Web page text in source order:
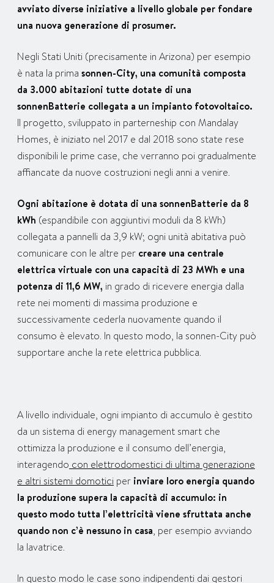
avviato diverse iniziative a livello globale per fondare
una nuova generazione di prosumer.
Negli Stati Uniti (precisamente in Arizona) per esempio
è nata la prima sonnen-City, una comunità composta
da 3.000 abitazioni tutte dotate di una
sonnenBatterie collegata a un impianto fotovoltaico.
Il progetto, sviluppato in parterneship con Mandalay
Homes, è iniziato nel 2017 e dal 2018 sono state rese
disponibili le prime case, che verranno poi gradualmente
affiancate da nuove costruzioni negli anni a venire.
Ogni abitazione è dotata di una sonnenBatterie da 8
kWh (espandibile con aggiuntivi moduli da 8 kWh)
collegata a pannelli da 3,9 kW; ogni unità abitativa può
comunicare con le altre per creare una centrale
elettrica virtuale con una capacità di 23 MWh e una
potenza di 11,6 MW, in grado di ricevere energia dalla
rete nei momenti di massima produzione e
successivamente cederla nuovamente quando il
consumo è elevato. In questo modo, la sonnen-City può
supportare anche la rete elettrica pubblica.
A livello individuale, ogni impianto di accumulo è gestito
da un sistema di energy management smart che
ottimizza la produzione e il consumo dell’energia,
interagendo con elettrodomestici di ultima generazione
e altri sistemi domotici per inviare loro energia quando
la produzione supera la capacità di accumulo: in
questo modo tutta l’elettricità viene sfruttata anche
quando non c’è nessuno in casa, per esempio avviando
la lavatrice.
In questo modo le case sono indipendenti dai gestori